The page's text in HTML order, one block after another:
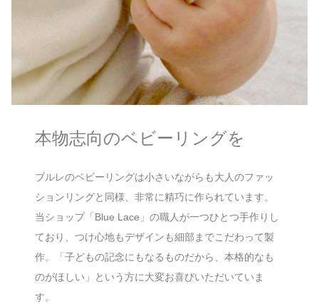
本物志向のベビーリングを
ブルレのベビーリングは小さいながらも大人のファッ
ションリングと同様、非常に精巧に作られています。
当ショップ「Blue Lace」の職人が一つひとつ手作りし
ており、つけ心地もデザインも細部までこだわって製
作。「子どもの記念にもなるものだから、本格的なも
のがほしい」という方に大変お喜びいただいていま
す。